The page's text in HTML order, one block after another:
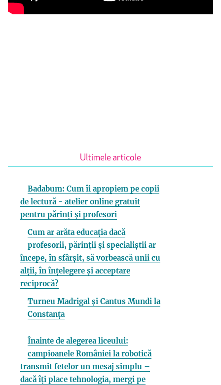
Ultimele articole
Badabum: Cum îi apropiem pe copii
de lectură - atelier online gratuit
pentru părinți și profesori
Cum ar arăta educația dacă
profesorii, părinții și specialiștii ar
începe, în sfârșit, să vorbească unii cu
alții, în înțelegere și acceptare
reciprocă?
Turneu Madrigal și Cantus Mundi la
Constanța
Înainte de alegerea liceului:
campioanele României la robotică
transmit fetelor un mesaj simplu –
dacă îți place tehnologia, mergi pe